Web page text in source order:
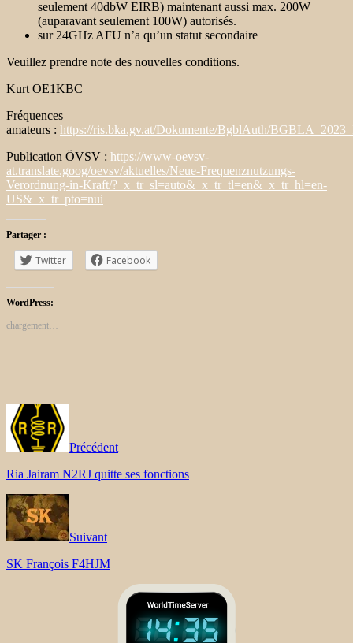
seulement 40dbW EIRB) maintenant aussi max. 200W
(auparavant seulement 100W) autorisés.
sur 24GHz AFU n’a qu’un statut secondaire
Veuillez prendre note des nouvelles conditions.
Kurt OE1KBC
Fréquences
amateurs : https://ris.bka.gv.at/Dokumente/BgblAuth/
Publication ÖVSV : https://www-oevsv-
at.translate.goog/oevsv/aktuelles/Neue-Frequenznutzungs-
Verordnung-in-Kraft/?_x_tr_sl=auto&_x_tr_tl=en&_x_tr_hl=en-
US&_x_tr_pto=nui
Partager :
Twitter Facebook
WordPress:
chargement…
Précédent
Ria Jairam N2RJ quitte ses fonctions
Suivant
SK François F4HJM